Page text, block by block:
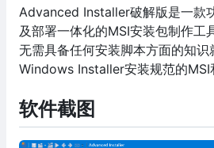
Advanced Installer破解版是一款
及部署一体化的MSI安装包制作工
无需具备任何安装脚本方面的知识
Windows Installer安装规范的MSI
软件截图